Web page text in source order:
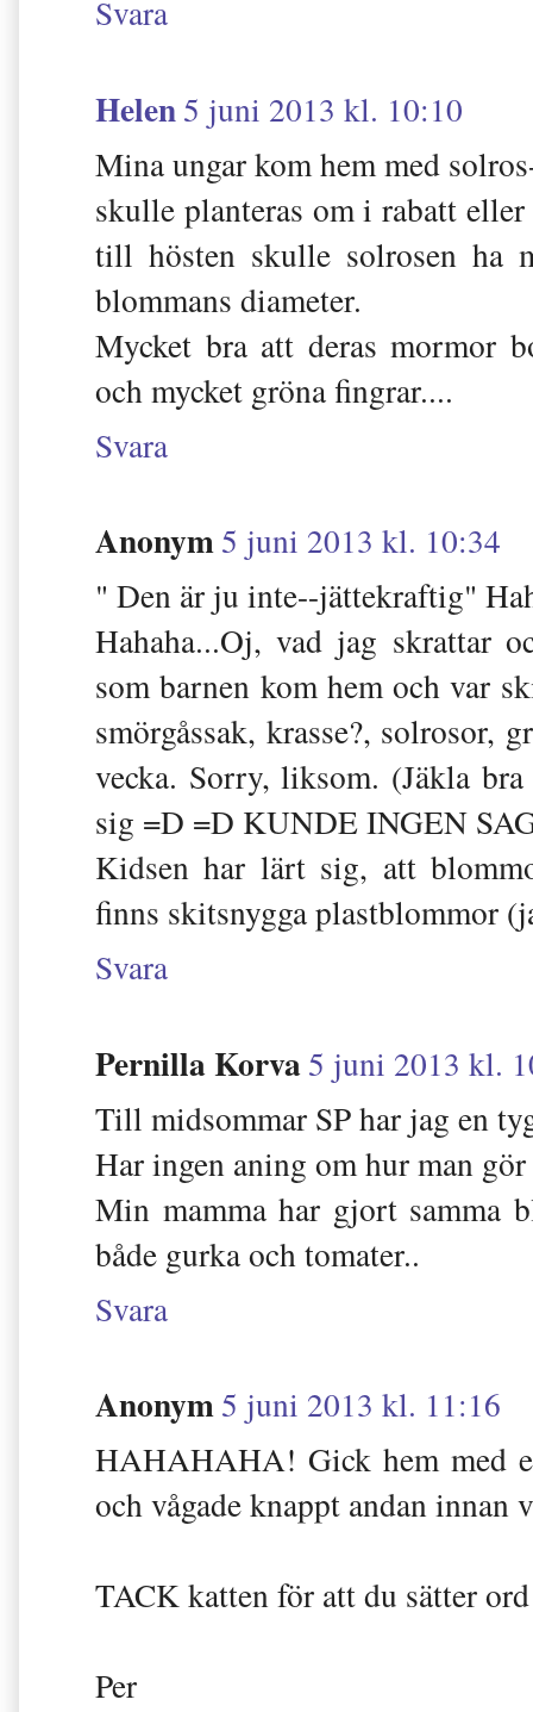
Svara
Helen5 juni 2013 kl. 10:10
Mina ungar kom hem med
skulle planteras om i rabatt
till hösten skulle solrosen ha
blommans diameter.
Mycket bra att deras mormor
och mycket gröna fingrar....
Svara
Anonym5 juni 2013 kl. 10:34
" Den är ju inte--jättekraftig"
Hahaha...Oj, vad jag skrattar
som barnen kom hem och var
smörgåssak, krasse?, solrosor,
vecka. Sorry, liksom. (Jäkla
sig =D =D KUNDE INGEN
Kidsen har lärt sig, att
finns skitsnygga plastblommor
Svara
Pernilla Korva5 juni 2013 kl.
Till midsommar SP har jag en
Har ingen aning om hur man
Min mamma har gjort samma
både gurka och tomater..
Svara
Anonym5 juni 2013 kl. 11:16
HAHAHAHA! Gick hem med
och vågade knappt andan innan
TACK katten för att du sätter
Per